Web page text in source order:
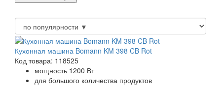
Кухонная машина Bomann KM 398 CB Rot
Код товара: 118525
мощность 1200 Вт
для большого количества продуктов